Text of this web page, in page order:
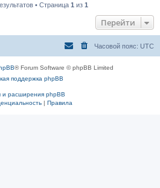
• Страница 1 из 1
Перейти
Часовой пояс: UTC
® Forum Software © phpBB Limited
поддержка phpBB
расширения phpBB
| Правила